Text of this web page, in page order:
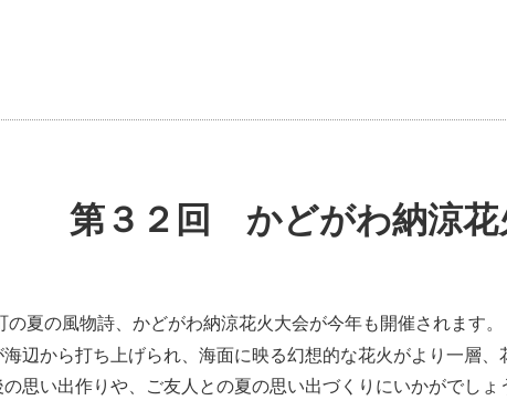
第３２回 かどがわ納涼花
の夏の風物詩、かどがわ納涼花火大会が今年も 開催されます。
辺から打ち上げられ、 海面に映る幻想的な花火がより 一層
の思い出作り や、 ご友人との夏の思い出づくり にいかがでしょ